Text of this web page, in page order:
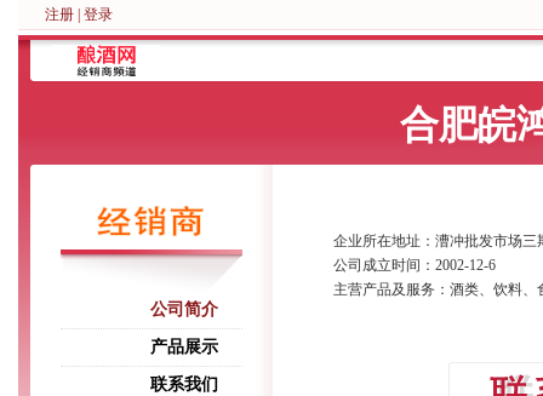
注册 登录
合肥皖
公司简介
产品展示
联系我们
企业所在地址：漕冲批发市场三
公司成立时间：2002-12-6
主营产品及服务：酒类、饮料